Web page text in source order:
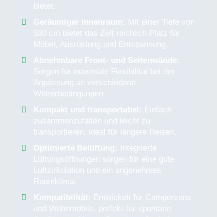
bietet.
Geräumiger Innenraum: Mit einer Tiefe von
330 cm bietet das Zelt reichlich Platz für
Möbel, Ausrüstung und Entspannung.
Abnehmbare Front- und Seitenwände:
Sorgen für maximale Flexibilität bei der
Anpassung an verschiedene
Wetterbedingungen.
Kompakt und transportabel: Einfach
zusammenzufalten und leicht zu
transportieren, ideal für längere Reisen.
Optimierte Belüftung: Integrierte
Lüftungsöffnungen sorgen für eine gute
Luftzirkulation und ein angenehmes
Raumklima.
Kompatibilität: Entwickelt für Campervans
und Wohnmobile, perfekt für spontane